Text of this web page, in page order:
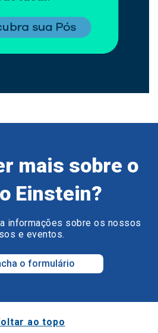
mais sobre o
Einstein?
informações sobre os nossos
e eventos.
o formulário
ao topo